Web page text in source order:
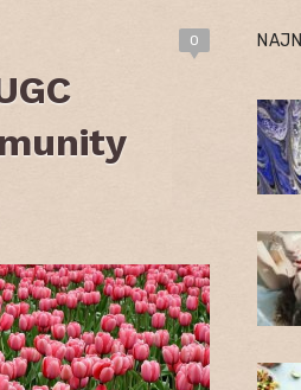
0